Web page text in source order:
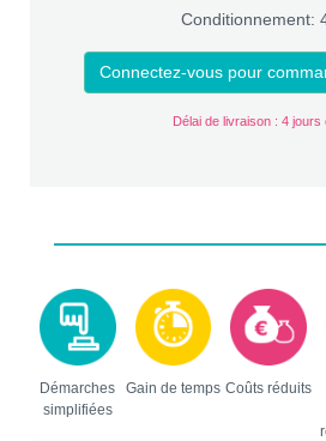
Conditionnement:
Connectez-vous pour
Délai de livraison : 4 jours
Démarches
simplifiées
Gain de temps Coûts réduits